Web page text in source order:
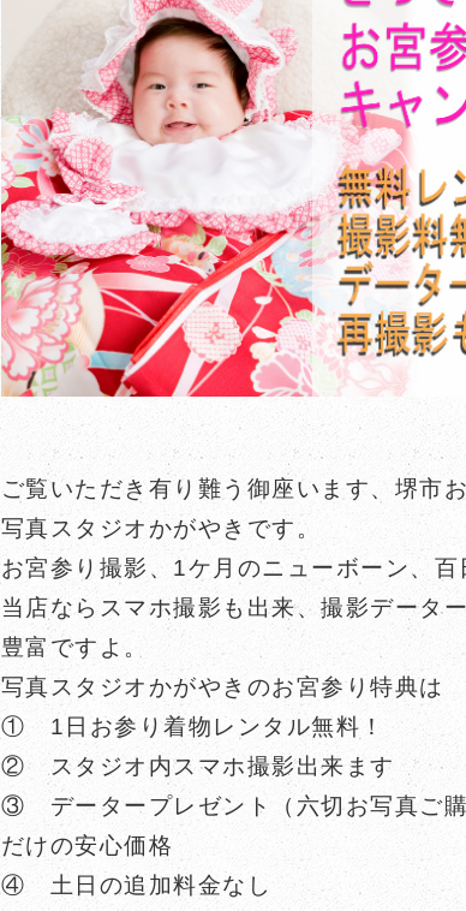
ご覧いただき有り難う御座います、堺市
写真スタジオかがやきです。
お宮参り撮影、1ケ月のニューボーン、百
当店ならスマホ撮影も出来、撮影データ
豊富ですよ。
写真スタジオかがやきのお宮参り特典は
① 1日お参り着物レンタル無料！
② スタジオ内スマホ撮影出来ます
③ データープレゼント（六切お写真ご
だけの安心価格
④ 土日の追加料金なし